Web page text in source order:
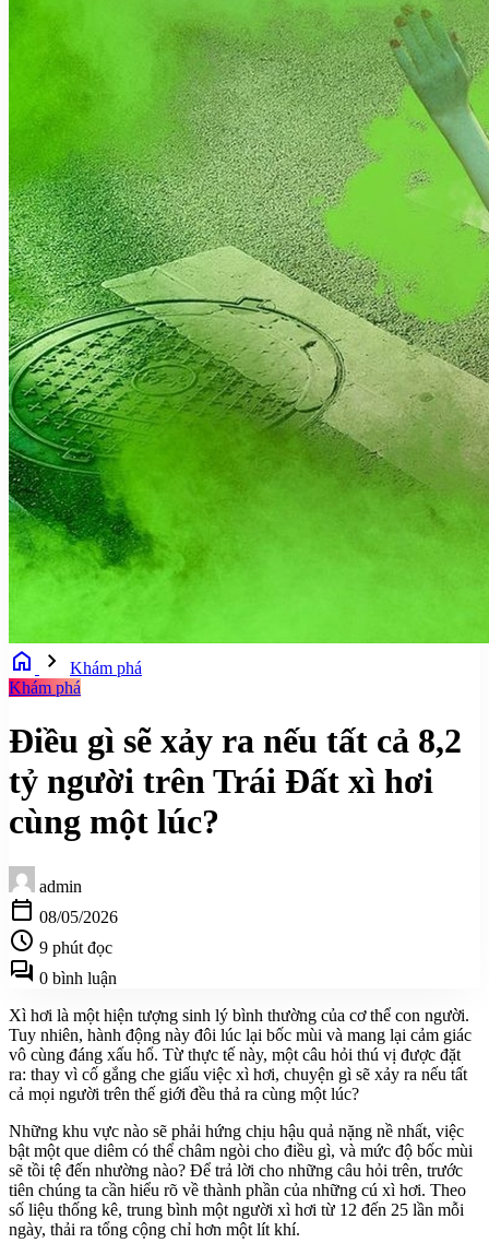
home chevron_right
Khám phá
Khám phá
Điều gì sẽ xảy ra nếu tất cả 8,2
tỷ người trên Trái Đất xì hơi
cùng một lúc?
admin
calendar_today 08/05/2026
schedule 9 phút đọc
forum 0 bình luận
Xì hơi là một hiện tượng sinh lý bình thường của cơ thể con người.
Tuy nhiên, hành động này đôi lúc lại bốc mùi và mang lại cảm giác
vô cùng đáng xấu hổ. Từ thực tế này, một câu hỏi thú vị được đặt
ra: thay vì cố gắng che giấu việc xì hơi, chuyện gì sẽ xảy ra nếu tất
cả mọi người trên thế giới đều thả ra cùng một lúc?
Những khu vực nào sẽ phải hứng chịu hậu quả nặng nề nhất, việc
bật một que diêm có thể châm ngòi cho điều gì, và mức độ bốc mùi
sẽ tồi tệ đến nhường nào? Để trả lời cho những câu hỏi trên, trước
tiên chúng ta cần hiểu rõ về thành phần của những cú xì hơi. Theo
số liệu thống kê, trung bình một người xì hơi từ 12 đến 25 lần mỗi
ngày, thải ra tổng cộng chỉ hơn một lít khí.